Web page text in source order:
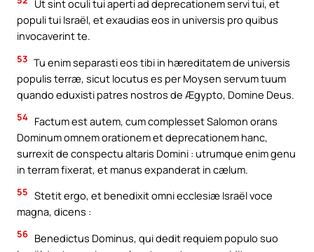
Ut sint oculi tui aperti ad deprecationem servi tui, et
populi tui Israël, et exaudias eos in universis pro quibus
invocaverint te.
53 Tu enim separasti eos tibi in hæreditatem de universis
populis terræ, sicut locutus es per Moysen servum tuum
quando eduxisti patres nostros de Ægypto, Domine Deus.
54 Factum est autem, cum complesset Salomon orans
Dominum omnem orationem et deprecationem hanc,
surrexit de conspectu altaris Domini : utrumque enim genu
in terram fixerat, et manus expanderat in cælum.
55 Stetit ergo, et benedixit omni ecclesiæ Israël voce
magna, dicens :
56 Benedictus Dominus, qui dedit requiem populo suo